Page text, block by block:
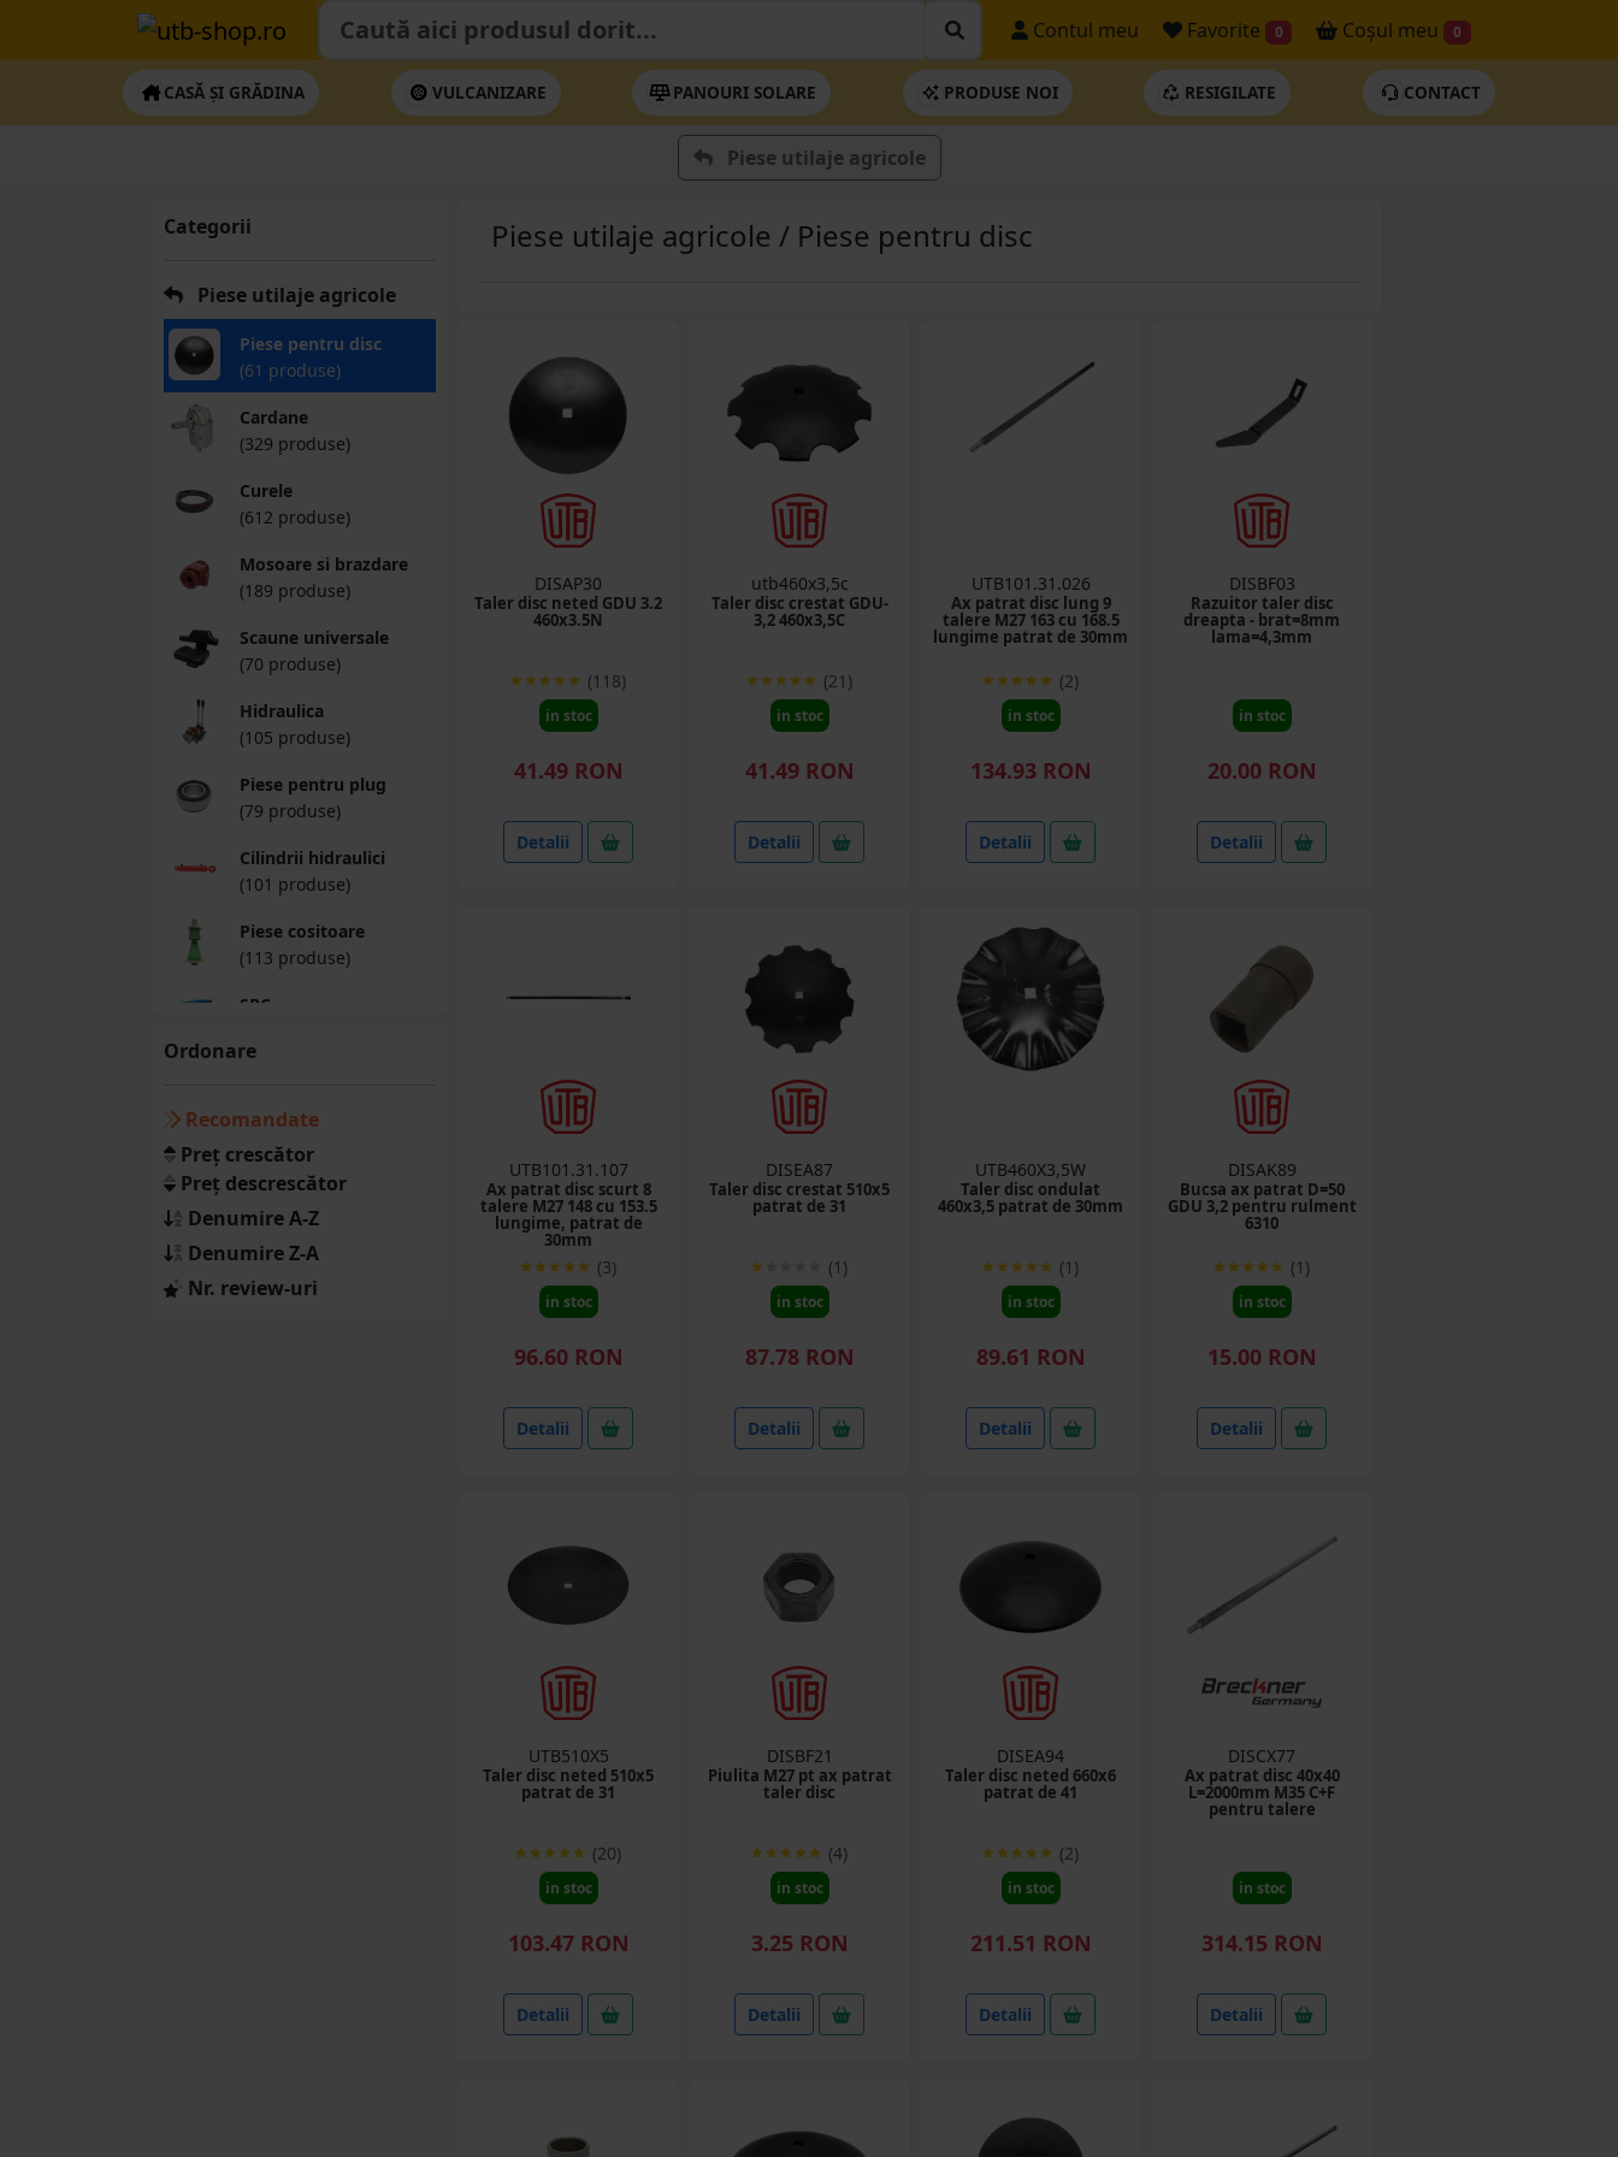
Contul meu Favorite 0 Coșul meu 0
CASĂ ȘI GRĂDINA VULCANIZARE PANOURI SOLARE PRODUSE NOI RESIGILATE CONTACT
Piese utilaje agricole
Categorii
Piese utilaje agricole
Piese pentru disc
(61 produse)
Cardane
(329 produse)
Curele
(612 produse)
Mosoare si brazdare
(189 produse)
Scaune universale
(70 produse)
Hidraulica
(105 produse)
Piese pentru plug
(79 produse)
Cilindrii hidraulici
(101 produse)
Piese cositoare
(113 produse)
SPC
Motoare
(32 produse)
SUP
(44 produse)
Cilindrii basculare
Ordonare
Recomandate
Preț crescător
Preț descrescător
Denumire A-Z
Denumire Z-A
Nr. review-uri
Piese utilaje agricole / Piese pentru disc
DISAP30
Taler disc neted GDU 3.2
460x3.5N
(118)
in stoc
41.49 RON
Detalii
utb460x3,5c
Taler disc crestat GDU-
3,2 460x3,5C
(21)
in stoc
41.49 RON
Detalii
UTB101.31.026
Ax patrat disc lung 9
talere M27 163 cu 168.5
lungime patrat de 30mm
(2)
in stoc
134.93 RON
Detalii
DISBF03
Razuitor taler disc
dreapta - brat=8mm
lama=4,3mm
in stoc
20.00 RON
Detalii
UTB101.31.107
Ax patrat disc scurt 8
talere M27 148 cu 153.5
lungime, patrat de
30mm
(3)
in stoc
96.60 RON
Detalii
DISEA87
Taler disc crestat 510x5
patrat de 31
(1)
in stoc
87.78 RON
Detalii
UTB460X3,5W
Taler disc ondulat
460x3,5 patrat de 30mm
(1)
in stoc
89.61 RON
Detalii
DISAK89
Bucsa ax patrat D=50
GDU 3,2 pentru rulment
6310
(1)
in stoc
15.00 RON
Detalii
UTB510X5
Taler disc neted 510x5
patrat de 31
(20)
in stoc
103.47 RON
Detalii
DISBF21
Piulita M27 pt ax patrat
taler disc
(4)
in stoc
3.25 RON
Detalii
DISEA94
Taler disc neted 660x6
patrat de 41
(2)
in stoc
211.51 RON
Detalii
DISCX77
Ax patrat disc 40x40
L=2000mm M35 C+F
pentru talere
in stoc
314.15 RON
Detalii